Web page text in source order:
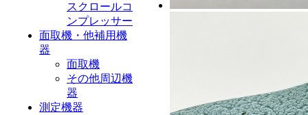
スクロールコ
ンプレッサー
面取機・他補用機
器
面取機
その他周辺機
器
測定機器